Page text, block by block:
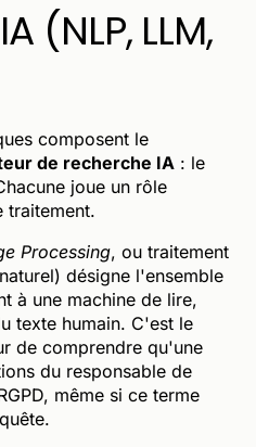
(NLP, LLM,
composent le
de recherche IA : le
joue un rôle
traitement.
Processing, ou traitement
désigne l'ensemble
à une machine de lire,
texte humain. C'est le
de comprendre qu'une
du responsable de
même si ce terme